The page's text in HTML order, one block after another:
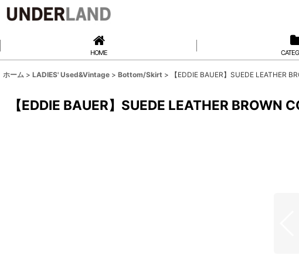
HOME
ホーム > LADIES' Used&Vintage > Bottom/Skirt > 【EDDIE BAUER】SUEDE LEATHER
【EDDIE BAUER】SUEDE LEATHER BROWN